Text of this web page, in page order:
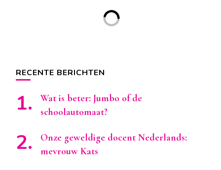
RECENTE BERICHTEN
Wat is beter: Jumbo of de
schoolautomaat?
Onze geweldige docent Nederlands:
mevrouw Kats